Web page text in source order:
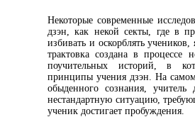
Некоторые современные
дзэн, как некой секты, где в
избивать и оскорблять
трактовка создана в процессе
поучительных историй, в
принципы учения дзэн. На
обыденного сознания, учитель
нестандартную ситуацию,
ученик достигает пробуждения.